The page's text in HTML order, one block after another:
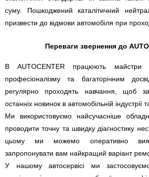
суму. Пошкоджений каталітичний
призвести до відмови автомобіля при
Переваги звернення до
В AUTOCENTER працюють майстри
професіоналізму та багаторічним
регулярно проходять навчання, щоб
останніх новинок в автомобільній індустрії
Ми використовуємо найсучасніше
проводити точну та швидку діагностику
цьому ми можемо оперативно
запропонувати вам найкращий варіант
У нашому автосервісі ми